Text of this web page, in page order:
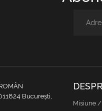
București,
Misiune